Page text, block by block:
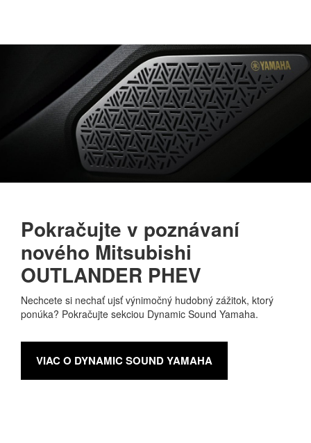
Pokračujte v poznávaní
nového Mitsubishi
OUTLANDER PHEV
Nechcete si nechať ujsť výnimočný hudobný zážitok, ktorý
ponúka? Pokračujte sekciou Dynamic Sound Yamaha.
VIAC O DYNAMIC SOUND YAMAHA